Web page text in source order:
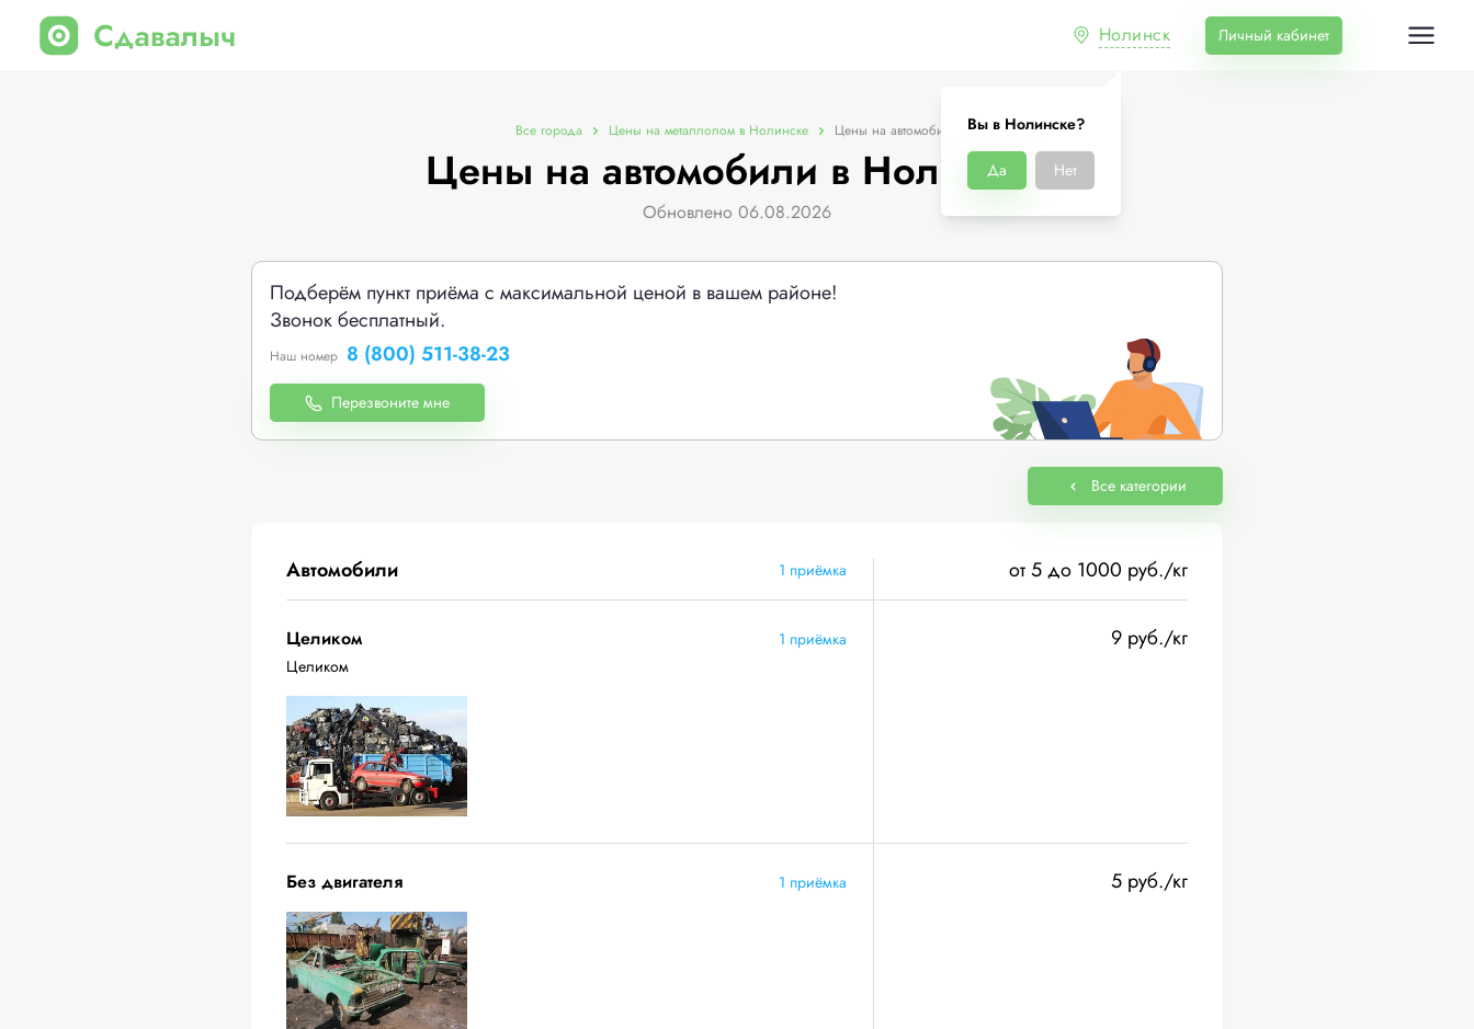
Нолинск
Вы в Нолинске?
Да Нет
Личный кабинет
Все города Цены на металлолом в Нолинске Цены на автомобили
Цены на автомобили в Нолинске
Обновлено 06.08.2026
Подберём пункт приёма с максимальной ценой в вашем районе!
Звонок бесплатный.
Наш номер 8 (800) 511-38-23
Перезвоните мне
Все категории
Автомобили 1 приёмка от 5 до 1000 руб./кг
Целиком
1 приёмка
Целиком
9 руб./кг
Без двигателя 1 приёмка 5 руб./кг